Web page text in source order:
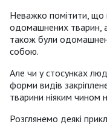
Неважко помітити, що
одомашнених тварин,
також були
собою.
Але чи у стосунках
форми видів
тварини ніяким чином
Розглянемо деякі